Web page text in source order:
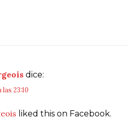
dice:
23:10
liked this on Facebook.